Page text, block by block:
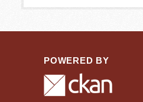
POWERED BY